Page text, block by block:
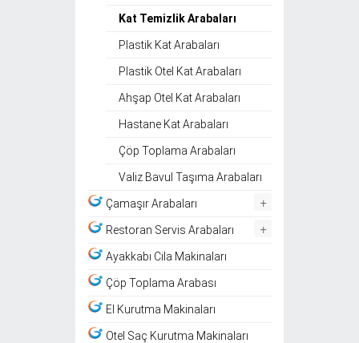
Kat Temizlik Arabaları
Plastik Kat Arabaları
Plastik Otel Kat Arabaları
Ahşap Otel Kat Arabaları
Hastane Kat Arabaları
Çöp Toplama Arabaları
Valiz Bavul Taşıma Arabaları
Çamaşır Arabaları +
Restoran Servis Arabaları +
Ayakkabı Cila Makinaları
Çöp Toplama Arabası
El Kurutma Makinaları
Otel Saç Kurutma Makinaları